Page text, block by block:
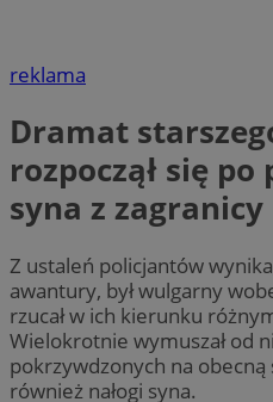
reklama
Dramat
rozpoczął się
syna z zagranicy
Z ustaleń policjantów
awantury, był wulgarny
rzucał w ich kierunku
Wielokrotnie wymuszał od
pokrzywdzonych na obecną
również nałogi syna.